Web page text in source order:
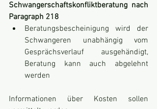
Schwangerschaftskonfliktberatung nach
Paragraph 218
Beratungsbescheinigung wird der
Schwangeren unabhängig vom
Gesprächsverlauf ausgehändigt,
Beratung kann auch abgelehnt
werden
Informationen über Kosten sollen